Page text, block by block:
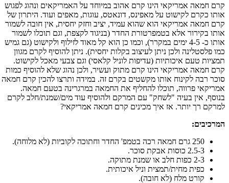
קרם חמאה אמריקאי הינו קרם אהוב במיוחד על האמריקאים ונהוג לפגוש
אותו כקרם לקישוט על מאפינס, דונאטס, עוגות, מאפים ועוד. היתרון של
קרם חמאה אמריקאי הוא שהוא עמיד, יציב וחזק יחסית, אין חובה לשמור
אותו בקירור אלא בטמפרטורת החדר (בניגוד לקצפת, וגם תוכלו לשמור
אותו כ- 4-5 ימים במקרר), וכמו כן הוא קל מאוד לזילוף ולקישוט (גם גמיש
כמו פלסטלינה ולכן ניתן לעיצוב בקלות יחסית). ניתן להוסיף לקרם מגוון
תמציות טעם איכותיות (עדיפות לוניל קלאסי) וגם צבעי מאכל לקישוט.
קרם חמאה אמריקאי הינו קרם מתוק ועשיר, ולכן נהוג שלא להוסיף כמות
סוכר רבה לקינוח אותו מקשטים בקרם זה. במידה ותרצו להכין קרם חמאה
אמריקאי פרווה, תוכלו להחליף את החמאה במרגרינה בטעם חמאה.
בנוסף, אין בעיה "לשחק" עם המרקם ולהוסיף עוד מים/שמנת/חלב לקרם
למרקם רך יותר. אז איך מכינים קרם חמאה אמריקאי?
המרכיבים:
250 גרם חמאה רכה בטמפ' החדר וחתוכה לקוביות (לא מלוחה).
2.5-3 כוסות אבקת סוכר.
2-3 כפות חלב או שמנת מתוקה.
כפית מחית/תמצית וניל איכותית.
קורט מלח (לא חובה).